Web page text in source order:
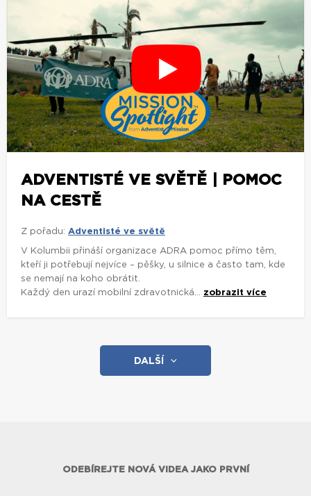
ADVENTISTÉ VE SVĚTĚ | POMOC
NA CESTĚ
Z pořadu: Adventisté ve světě
V Kolumbii přináší organizace ADRA pomoc přímo těm,
kteří ji potřebují nejvíce – pěšky, u silnice a často tam, kde
se nemají na koho obrátit.
Každý den urazí mobilní zdravotnická... zobrazit více
DALŠÍ
ODEBÍREJTE NOVÁ VIDEA JAKO PRVNÍ